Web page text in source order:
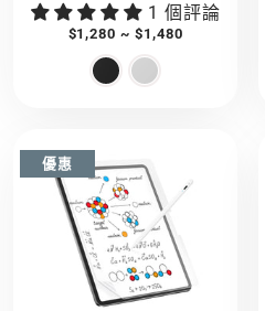
1 個評論
$1,280 ~ $1,480
優惠